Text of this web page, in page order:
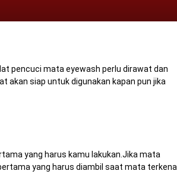
pencuci mata eyewash perlu dirawat dan
akan siap untuk digunakan kapan pun jika
yang harus kamu lakukan.Jika mata
yang harus diambil saat mata terkena